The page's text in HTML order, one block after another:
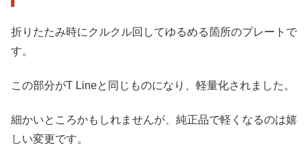
折りたたみ時にクルクル回してゆるめる箇所のプレートで
す。
この部分がT Lineと同じものになり、軽量化されました。
細かいところかもしれませんが、純正品で軽くなるのは嬉
しい変更です。